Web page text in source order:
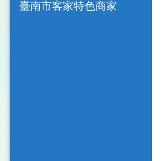
臺南市客家特色商家